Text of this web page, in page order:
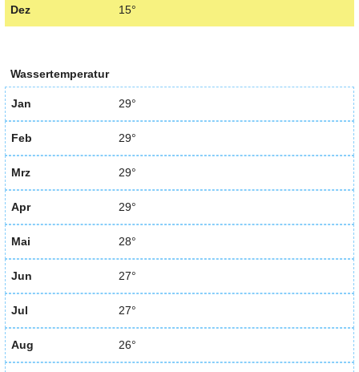
Dez 15°
Wassertemperatur
Jan 29°
Feb 29°
Mrz 29°
Apr 29°
Mai 28°
Jun 27°
Jul 27°
Aug 26°